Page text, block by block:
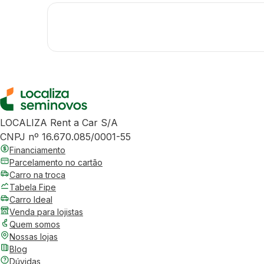
LOCALIZA Rent a Car S/A
CNPJ nº 16.670.085/0001-55
Financiamento
Parcelamento no cartão
Carro na troca
Tabela Fipe
Carro Ideal
Venda para lojistas
Quem somos
Nossas lojas
Blog
Dúvidas